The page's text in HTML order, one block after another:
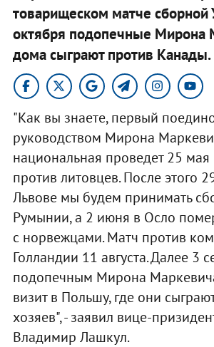
товарищеском матче сборной
октября подопечные Мирона
дома сыграют против Канады.
"Как вы знаете, первый
руководством Мирона
национальная проведет 25 мая
против литовцев. После этого
Львове мы будем принимать
Румынии, а 2 июня в Осло
с норвежцами. Матч против
Голландии 11 августа. Далее 3
подопечным Мирона
визит в Польшу, где они
хозяев", - заявил вице-
Владимир Лашкул.